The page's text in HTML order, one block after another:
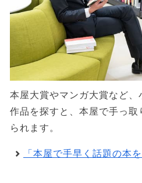
本屋大賞やマンガ大賞など、
作品を探すと、本屋で手っ取
られます。
「本屋で手早く話題の本